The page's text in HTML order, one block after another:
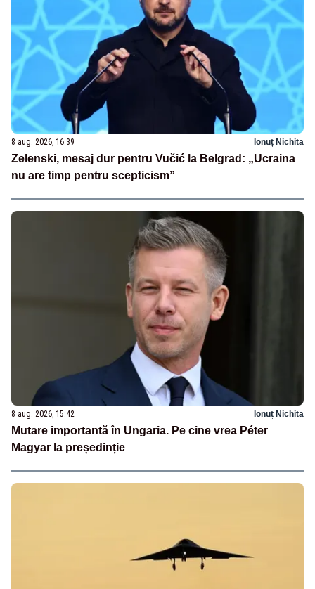
8 aug. 2026, 16:39 Ionuț Nichita
Zelenski, mesaj dur pentru Vučić la Belgrad: „Ucraina
nu are timp pentru scepticism”
8 aug. 2026, 15:42 Ionuț Nichita
Mutare importantă în Ungaria. Pe cine vrea Péter
Magyar la președinție